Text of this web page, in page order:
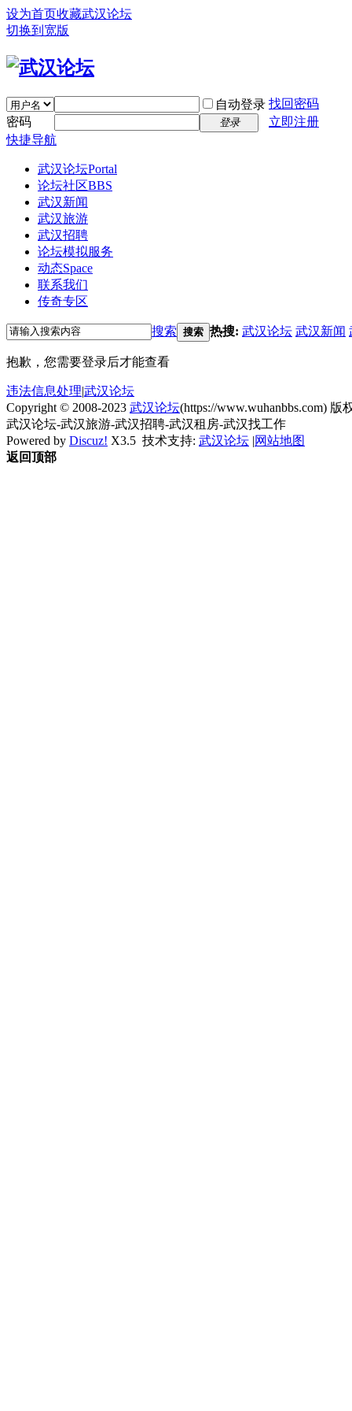
设为首页收藏武汉论坛
切换到宽版
自动登录 找回密码
密码
登录
立即注册
快捷导航
武汉论坛Portal
论坛社区BBS
武汉新闻
武汉旅游
武汉招聘
论坛模拟服务
动态Space
联系我们
传奇专区
搜索 搜索 热搜: 武汉论坛 武汉新闻
抱歉，您需要登录后才能查看
违法信息处理|武汉论坛
Copyright © 2008-2023 武汉论坛(https://www.wuhanbbs.com) 版
武汉论坛-武汉旅游-武汉招聘-武汉租房-武汉找工作
Powered by Discuz! X3.5 技术支持: 武汉论坛 |网站地图
返回顶部